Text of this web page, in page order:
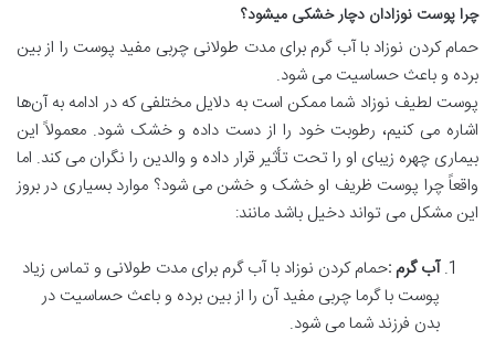
چرا پوست نوزادان دچار خشکی میشود؟
حمام کردن نوزاد با آب گرم برای مدت طولانی چربی مفید پوست را از بین
برده و باعث حساسیت می شود.
پوست لطیف نوزاد شما ممکن است به دلایل مختلفی که در ادامه به آن‌ها
اشاره می کنیم، رطوبت خود را از دست داده و خشک شود. معمولاً این
بیماری چهره زیبای او را تحت تأثیر قرار داده و والدین را نگران می کند. اما
واقعاً چرا پوست ظریف او خشک و خشن می شود؟ موارد بسیاری در بروز
این مشکل می تواند دخیل باشد مانند:
آب گرم :حمام کردن نوزاد با آب گرم برای مدت طولانی و تماس زیاد
پوست با گرما چربی مفید آن را از بین برده و باعث حساسیت در
بدن فرزند شما می شود.